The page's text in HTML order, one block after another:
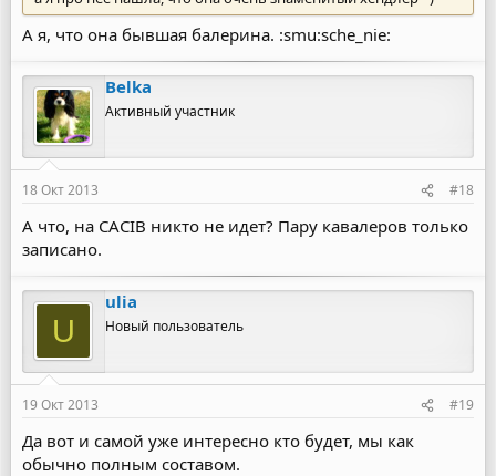
А я, что она бывшая балерина. :smu:sche_nie:
Belka
Активный участник
18 Окт 2013 #18
А что, на CACIB никто не идет? Пару кавалеров только
записано.
U
ulia
Новый пользователь
19 Окт 2013 #19
Да вот и самой уже интересно кто будет, мы как
обычно полным составом.